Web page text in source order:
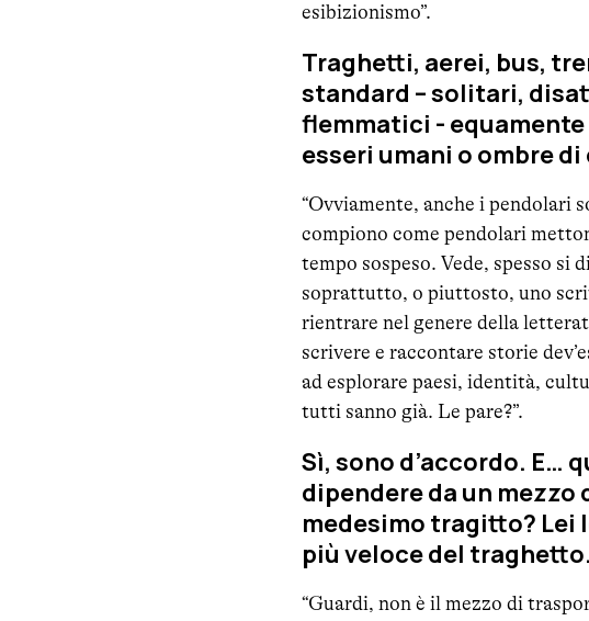
esibizionismo”.
Traghetti, aerei, bus,
standard – solitari,
flemmatici -
esseri umani o ombre
“Ovviamente, anche i pendolari
compiono come pendolari
tempo sospeso. Vede, spesso si
soprattutto, o piuttosto, uno
rientrare nel genere della
scrivere e raccontare storie
ad esplorare paesi, identità,
tutti sanno già. Le pare?”.
Sì, sono d’accordo. E…
dipendere da un
medesimo tragitto? Lei
più veloce del
“Guardi, non è il mezzo di